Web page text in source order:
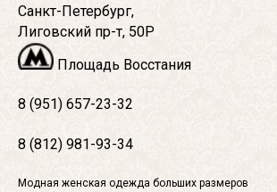
Санкт-Петербург,
Лиговский пр-т, 50Р
Площадь Восстания
8 (951) 657-23-32
8 (812) 981-93-34
Модная женская одежда больших размеров